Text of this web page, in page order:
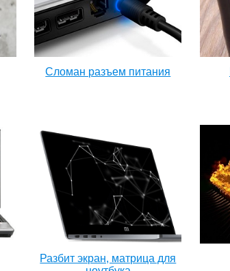
Сломан разъем питания
Разбит экран, матрица для